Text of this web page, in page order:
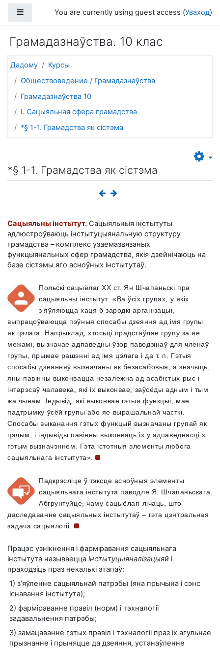
Side panelYou are currently using guest access (Уваход)
Грамадазнаўства. 10 клас
Дадому
Курсы
Обществоведение / Грамадазнаўства
Грамадазнаўства 10
I. Сацыяльная сфера грамадства
*§ 1-1. Грамадства як сістэма
*§ 1-1. Грамадства як сістэма
Сацыяльны інстытут. Сацыяльныя інстытуты
адлюстроўваюць інстытуцыянальную структуру
грамадства – комплекс узаемазвязаных
функцыянальных сфер грамадства, якія дзейнічаюць на
базе сістэмы яго асноўных інстытутаў.
Польскі сацыёлагХХ ст. Ян Шчапаньскі пра
сацыяльны інстытут: «Ва ўсіх групах, у якіх
з’яўляюцца хаця б зародкі арганізацыі,
выпрацоўваюцца пэўныя спосабы дзеяння ад імя групы
як цэлага. Напрыклад, хтосьці прадстаўляе групу за яе
межамі, вызначае адпаведны ўзор паводзінаў для членаў
групы, прымае рашэнні ад імя цэлага і да т. п. Гэтыя
спосабы дзеянняў вызначаны як безасабовыя, а значыць,
яны павінны выконвацца незалежна ад асабістых рыс і
інтарэсаў чалавека, які іх выконвае, заўсёды адным і тым
жа чынам. Індывід, які выконвае гэтыя функцыі, мае
падтрымку ўсёй групы або яе вырашальнай часткі.
Спосабы выканання гэтых функцый вызначаны групай як
цэлым, і індывіды павінны выконваць іх у адпаведнасці з
гэтым вызначэннем. Гэта істотныя элементы любога
сацыяльнага інстытута».
Падкрэсліце ў тэксце асноўныя элементы
сацыяльнага інстытута паводле Я. Шчапаньскага.
Абгрунтуйце, чаму сацыёлагі лічаць, што
даследаванне сацыяльных інстытутаў – гэта цэнтральная
задача сацыялогіі.
Працэс узнікнення і фарміравання сацыяльнага
інстытута называецца інстытуцыяналізацыяй і
праходзіць праз некалькі этапаў:
1) з’яўленне сацыяльнай патрэбы (яна прычына і сэнс
існавання інстытута);
2) фарміраванне правіл (норм) і тэхналогіі
задавальнення патрэбы;
3) замацаванне гэтых правіл і тэхналогіі праз іх агульнае
прызнанне і прыняцце да дзеяння, устанаўленне